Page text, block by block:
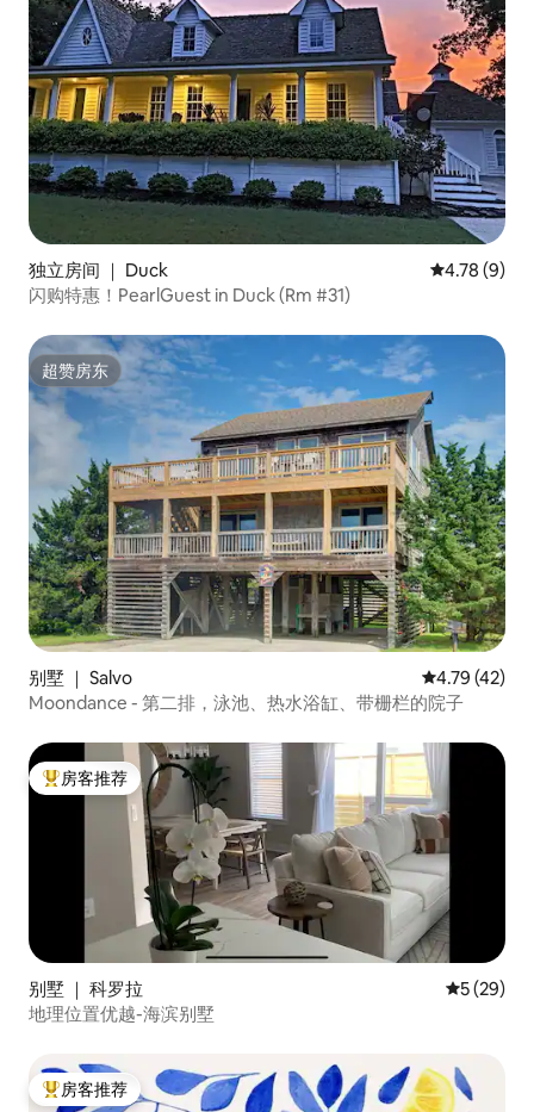
独立房间 ｜ Duck 平均评分
4.78 (9)
闪购特惠！PearlGuest in Duck (Rm #31)
超赞房东
超赞房东
别墅 ｜ Salvo 平均评分
4.79 (42)
Moondance - 第二排，泳池、热水浴缸、带栅栏的院子
热门「房客推荐」
房客推荐
别墅 ｜ 科罗拉 平均评分
5 (29)
地理位置优越-海滨别墅
热门「房客推荐」
房客推荐